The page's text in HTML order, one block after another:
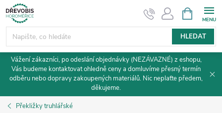
Přejít
na
obsah
HLEDAT
NÁKUPNÍ
KOŠÍK
Vážení zákazníci, po odeslání objednávky (NEZÁVAZNÉ) z eshopu,
Vás budeme kontaktovat ohledně ceny a domluvíme přesný termín
odběru nebo dopravy zakoupených materiálů. Nic neplaťte předem,
děkujeme.
Překližky truhlářské